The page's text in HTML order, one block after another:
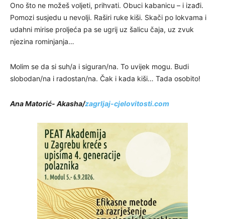
Ono što ne možeš voljeti, prihvati. Obuci kabanicu – i izađi.
Pomozi susjedu u nevolji. Raširi ruke kiši. Skači po lokvama i
udahni mirise proljeća pa se ugrij uz šalicu čaja, uz zvuk
njezina rominjanja…
Molim se da si suh/a i siguran/na. To uvijek mogu. Budi
slobodan/na i radostan/na. Čak i kada kiši… Tada osobito!
Ana Matorić- Akasha/zagrljaj-cjelovitosti.com